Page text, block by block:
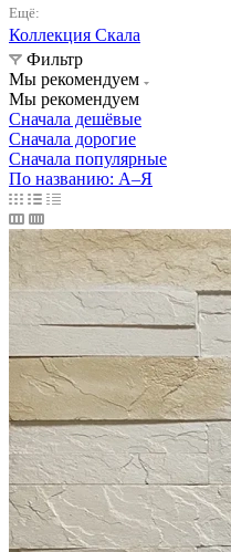
Ещё:
Коллекция Скала
Фильтр
Мы рекомендуем
Мы рекомендуем
Сначала дешёвые
Сначала дорогие
Сначала популярные
По названию: А–Я